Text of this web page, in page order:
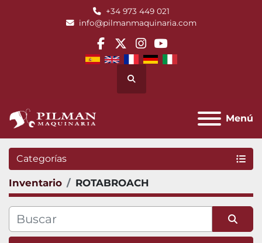
+34 973 449 021
info@pilmanmaquinaria.com
facebook
twitterinstagram
youtube
Buscar
Menú
Categorías
Inventario ROTABROACH